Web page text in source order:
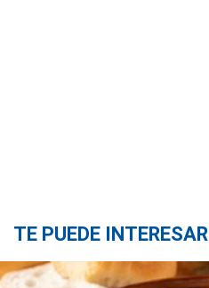
TE PUEDE INTERESAR